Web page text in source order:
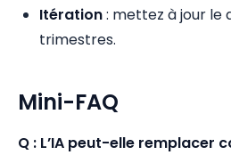
Itération: mettez à jour le
trimestres.
Mini-FAQ
Q : L’IA peut-elle remplacer